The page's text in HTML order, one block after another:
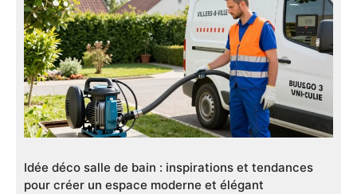
Idée déco salle de bain : inspirations et tendances
pour créer un espace moderne et élégant